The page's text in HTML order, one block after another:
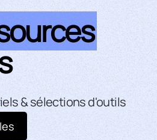
& sélections d'outils